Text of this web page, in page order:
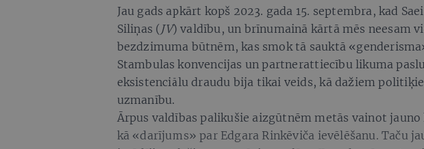
Jau gads apkārt kopš 2023. gada 15. septembra, kad
Siliņas ( JV) valdību, un brīnumainā kārtā mēs neesam
bezdzimuma būtnēm, kas smok tā sauktā
Stambulas konvencijas un partnerattiecību likuma
eksistenciālu draudu bija tikai veids, kā dažiem
uzmanību.
Ārpus valdības palikušie aizgūtnēm metās vainot
kā «darījums» par Edgara Rinkēviča ievēlēšanu. Taču